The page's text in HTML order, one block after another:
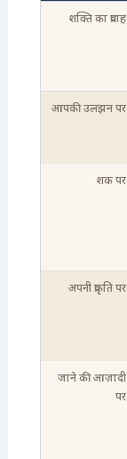
शक्ति का प्रवाह
आपकी उलझन पर
शक पर
अपनी प्रकृति पर
जाने की आज़ादी
पर